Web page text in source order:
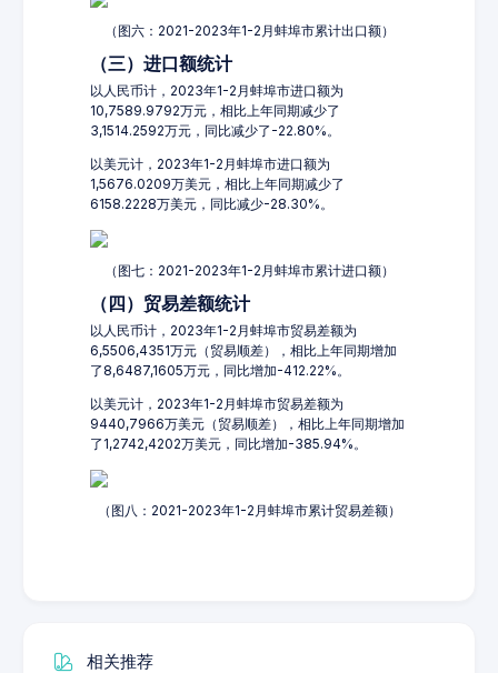
（图六：2021-2023年1-2月蚌埠市累计出口额）
（三）进口额统计
以人民币计，2023年1-2月蚌埠市进口额为
10,7589.9792万元，相比上年同期减少了
3,1514.2592万元，同比减少了-22.80%。
以美元计，2023年1-2月蚌埠市进口额为
1,5676.0209万美元，相比上年同期减少了
6158.2228万美元，同比减少-28.30%。
（图七：2021-2023年1-2月蚌埠市累计进口额）
（四）贸易差额统计
以人民币计，2023年1-2月蚌埠市贸易差额为
6,5506,4351万元（贸易顺差），相比上年同期增加
了8,6487,1605万元，同比增加-412.22%。
以美元计，2023年1-2月蚌埠市贸易差额为
9440,7966万美元（贸易顺差），相比上年同期增加
了1,2742,4202万美元，同比增加-385.94%。
（图八：2021-2023年1-2月蚌埠市累计贸易差额）
相关推荐